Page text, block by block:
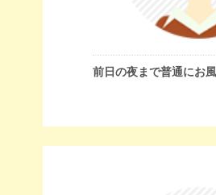
前日の夜まで普通にお